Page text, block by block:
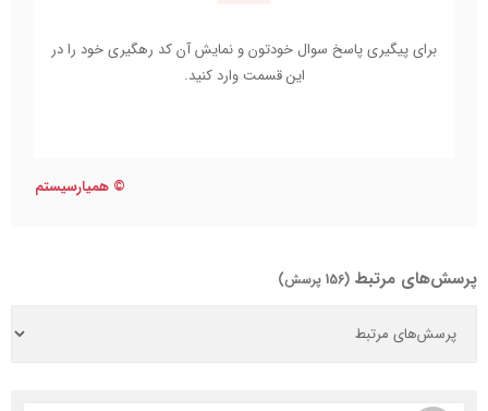
برای پیگیری پاسخ سوال خودتون و نمایش آن کد رهگیری خود را در
این قسمت وارد کنید.
© همیارسیستم
پرسش‌های مرتبط (156 پرسش)